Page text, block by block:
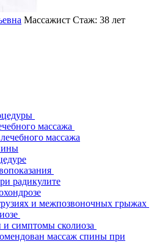
Массажист Стаж: 38 лет
массажа
массажа
радикулите
и межпозвоночных грыжах
и симптомы сколиоза
массаж спины при